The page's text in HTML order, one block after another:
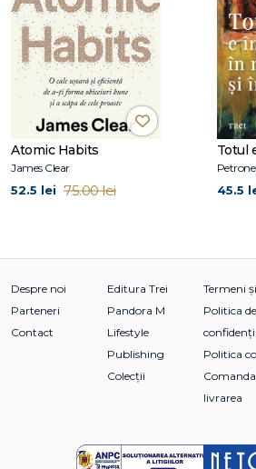
Atomic Habits
James Clear
52.5 lei 75.00 lei 45.5
Despre noi
Parteneri
Contact
Editura Trei
Pandora M
Lifestyle
Publishing
Colecții
Termeni
Politica de
Politica
Comanda
livrarea